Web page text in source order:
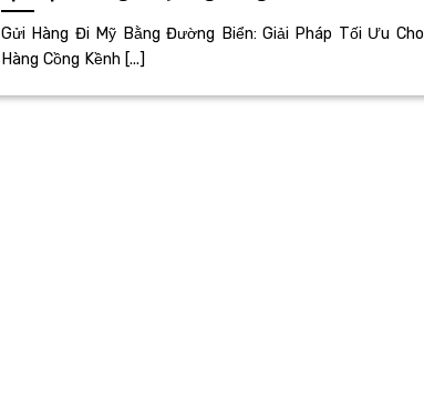
Gửi Hàng Đi Mỹ Bằng Đường Biển: Giải Pháp Tối Ưu Cho
Hàng Cồng Kềnh [...]